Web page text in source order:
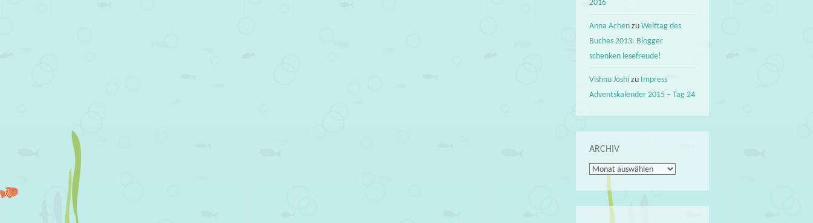
2016
Anna Achen zuWelttag des
Buches 2013: Blogger
schenken lesefreude!
Vishnu Joshi zu Impress
Adventskalender 2015 – Tag 24
ARCHIV
Archiv